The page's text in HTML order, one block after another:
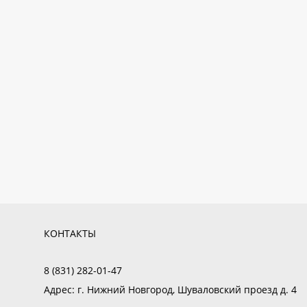
КОНТАКТЫ
8 (831) 282-01-47
Адрес: г. Нижний Новгород, Шуваловский проезд д. 4